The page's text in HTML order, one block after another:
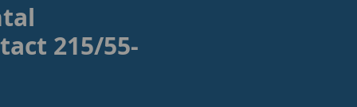
215/55-